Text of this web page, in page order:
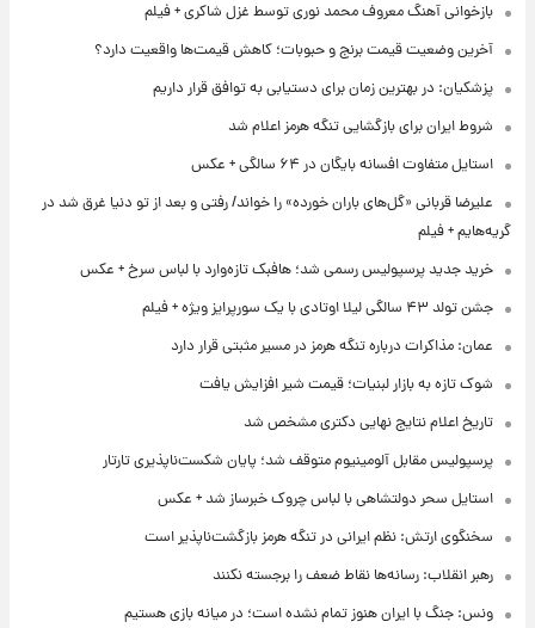
بازخوانی آهنگ معروف محمد نوری توسط غزل شاکری + فیلم
آخرین وضعیت قیمت برنج و حبوبات؛ کاهش قیمت‌ها واقعیت دارد؟
پزشکیان: در بهترین زمان برای دستیابی به توافق قرار داریم
شروط ایران برای بازگشایی تنگه هرمز اعلام شد
استایل متفاوت افسانه بایگان در ۶۴ سالگی + عکس
علیرضا قربانی «گل‌های باران خورده» را خواند/ رفتی و بعد از تو دنیا غرق شد در
گریه‌هایم + فیلم
خرید جدید پرسپولیس رسمی شد؛ هافبک تازه‌وارد با لباس سرخ + عکس
جشن تولد ۴۳ سالگی لیلا اوتادی با یک سورپرایز ویژه + فیلم
عمان: مذاکرات درباره تنگه هرمز در مسیر مثبتی قرار دارد
شوک تازه به بازار لبنیات؛ قیمت شیر افزایش یافت
تاریخ اعلام نتایج نهایی دکتری مشخص شد
پرسپولیس مقابل آلومینیوم متوقف شد؛ پایان شکست‌ناپذیری تارتار
استایل سحر دولتشاهی با لباس چروک خبرساز شد + عکس
سخنگوی ارتش: نظم ایرانی در تنگه هرمز بازگشت‌ناپذیر است
رهبر انقلاب: رسانه‌ها نقاط ضعف را برجسته نکنند
ونس: جنگ با ایران هنوز تمام نشده است؛ در میانه بازی هستیم